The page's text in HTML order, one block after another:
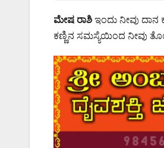
ಮೇಷ ರಾಶಿ ಇಂದು ನೀವು
ಕಣ್ಣಿನ ಸಮಸ್ಯೆಯಿಂದ ನೀವು